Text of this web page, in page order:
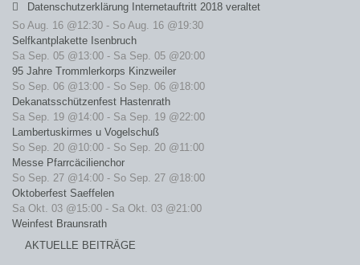
Datenschutzerklärung Internetauftritt 2018 veraltet
So Aug. 16 @12:30 - So Aug. 16 @19:30
Selfkantplakette Isenbruch
Sa Sep. 05 @13:00 - Sa Sep. 05 @20:00
95 Jahre Trommlerkorps Kinzweiler
So Sep. 06 @13:00 - So Sep. 06 @18:00
Dekanatsschützenfest Hastenrath
Sa Sep. 19 @14:00 - Sa Sep. 19 @22:00
Lambertuskirmes u Vogelschuß
So Sep. 20 @10:00 - So Sep. 20 @11:00
Messe Pfarrcäcilienchor
So Sep. 27 @14:00 - So Sep. 27 @18:00
Oktoberfest Saeffelen
Sa Okt. 03 @15:00 - Sa Okt. 03 @21:00
Weinfest Braunsrath
AKTUELLE BEITRÄGE